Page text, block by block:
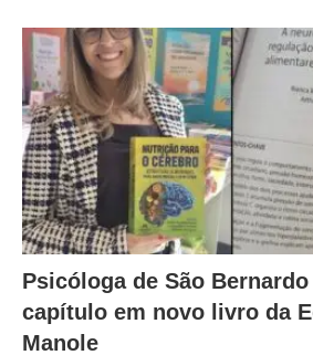
Psicóloga de São
capítulo em novo livro da
Manole